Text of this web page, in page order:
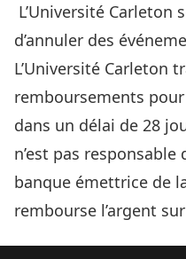
L’Université Carleton
d’annuler des
L’Université Carleton
remboursements
dans un délai de 28
n’est pas
banque émettrice de
rembourse l’argent